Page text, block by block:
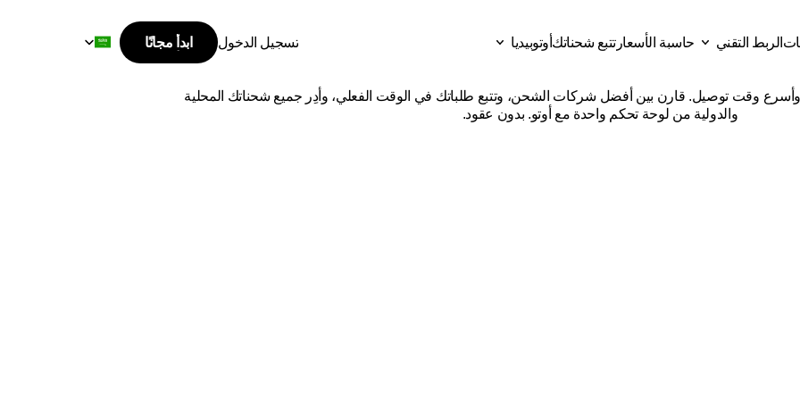
والدولية من لوحة تحكم واحدة مع أوتو. بدون عقود.
الربط التقني
حاسبة الأسعارتتبع شحناتك أوتوبيديا
تسجيل الدخول
ابدأ مجانًا